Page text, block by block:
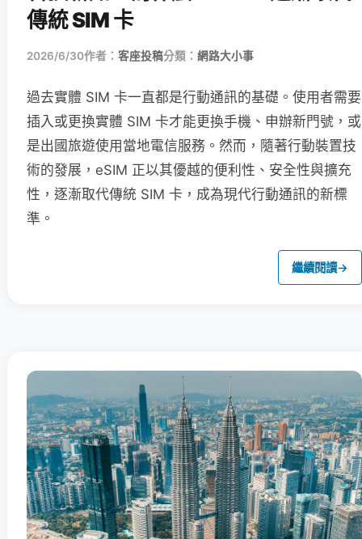
傳統 SIM 卡
2026/6/30作者： 客座投稿分類： 網路大小事
過去實體 SIM 卡一直都是行動通訊的基礎。使用者需要
插入或更換實體 SIM 卡才能更換手機、申辦新門號，或
是出國旅遊使用當地電信服務。然而，隨著行動裝置技
術的發展，eSIM 正以其優越的便利性、安全性與擴充
性，逐漸取代傳統 SIM 卡，成為現代行動通訊的新標
準。
繼續閱讀→